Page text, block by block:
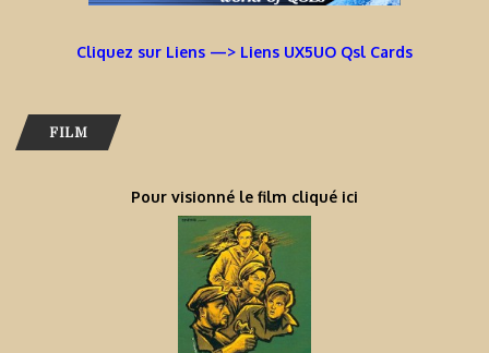
Cliquez sur Liens —> Liens UX5UO Qsl Cards
FILM
Pour visionné le film cliqué ici